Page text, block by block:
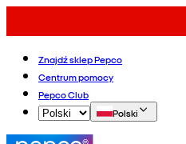
Znajdź sklep Pepco
Centrum pomocy
Pepco Club
Polski